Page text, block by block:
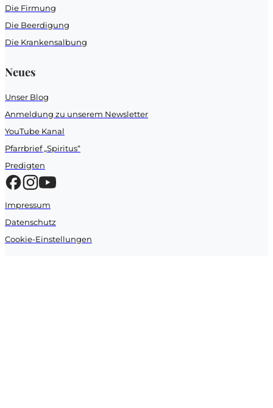
Die Firmung
Die Beerdigung
Die Krankensalbung
Neues
Unser Blog
Anmeldung zu unserem Newsletter
YouTube Kanal
Pfarrbrief „Spiritus“
Predigten
Impressum
Datenschutz
Cookie-Einstellungen